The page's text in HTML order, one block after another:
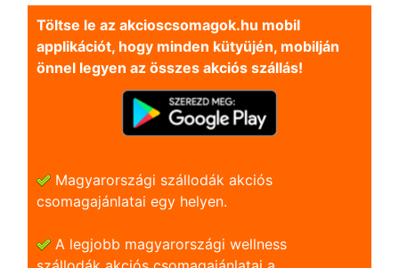
Töltse le az akcioscsomagok.hu mobil
applikációt, hogy minden kütyüjén, mobilján
önnel legyen az összes akciós szállás!
Magyarországi szállodák akciós
csomagajánlatai egy helyen.
A legjobb magyarországi wellness